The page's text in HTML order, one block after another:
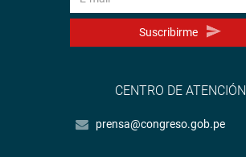
Suscribirme
CENTRO DE ATENCIÓN
prensa@congreso.gob.pe